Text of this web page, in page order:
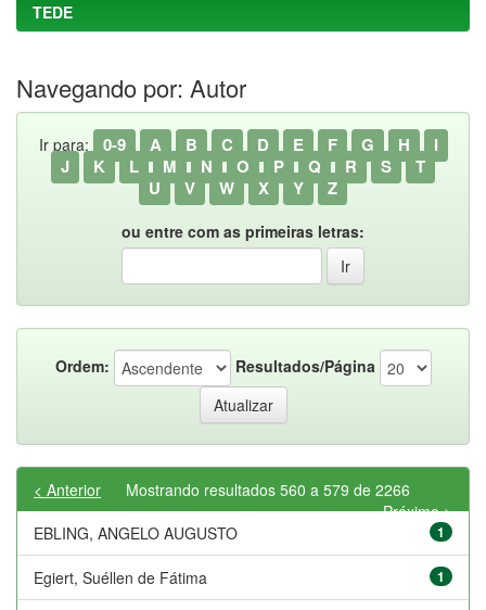
TEDE
Navegando por: Autor
Ir para: 0-9 A B C D E F G H
I
J
K L M N O P Q R S
T
U
V W X Y Z
ou entre com as primeiras letras:
Ordem: Resultados/Página
Mostrando resultados 560 a 579 de 2266
< Anterior
Próximo >
EBLING, ANGELO AUGUSTO
1
Egiert, Suéllen de Fátima 1